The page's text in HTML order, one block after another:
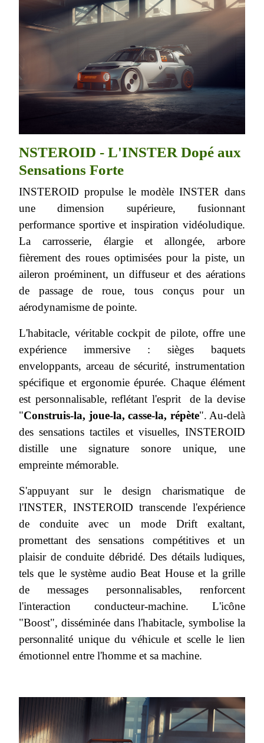
NSTEROID - L'INSTER Dopé aux
Sensations Forte
INSTEROID propulse le modèle INSTER dans
une dimension supérieure, fusionnant
performance sportive et inspiration vidéoludique.
La carrosserie, élargie et allongée, arbore
fièrement des roues optimisées pour la piste, un
aileron proéminent, un diffuseur et des aérations
de passage de roue, tous conçus pour un
aérodynamisme de pointe.
L'habitacle, véritable cockpit de pilote, offre une
expérience immersive : sièges baquets
enveloppants, arceau de sécurité, instrumentation
spécifique et ergonomie épurée. Chaque élément
est personnalisable, reflétant l'esprit de la devise
"Construis-la, joue-la, casse-la, répète". Au-delà
des sensations tactiles et visuelles, INSTEROID
distille une signature sonore unique, une
empreinte mémorable.
S'appuyant sur le design charismatique de
l'INSTER, INSTEROID transcende l'expérience
de conduite avec un mode Drift exaltant,
promettant des sensations compétitives et un
plaisir de conduite débridé. Des détails ludiques,
tels que le système audio Beat House et la grille
de messages personnalisables, renforcent
l'interaction conducteur-machine. L'icône
"Boost", disséminée dans l'habitacle, symbolise la
personnalité unique du véhicule et scelle le lien
émotionnel entre l'homme et sa machine.